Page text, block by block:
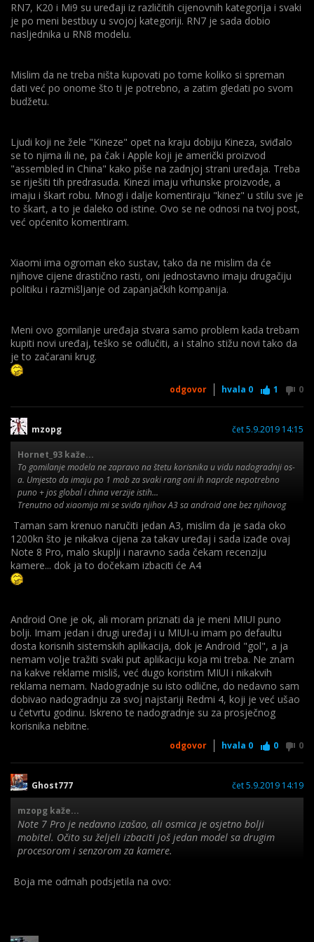
razinu Huaweia i Samsunga, tako da koliko god imao modela
nećeš ih privući.
plus, u praksi se čovijek samo više misli koji od ponuđenih
telefona uzeti :D
RN7, K20 i Mi9 su uređaji iz različitih cijenovnih kategorija i svaki
je po meni bestbuy u svojoj kategoriji. RN7 je sada dobio
nasljednika u RN8 modelu.
Mislim da ne treba ništa kupovati po tome koliko si spreman
dati već po onome što ti je potrebno, a zatim gledati po svom
budžetu.
Ljudi koji ne žele "Kineze" opet na kraju dobiju Kineza, sviđalo
se to njima ili ne, pa čak i Apple koji je američki proizvod
"assembled in China" kako piše na zadnjoj strani uređaja. Treba
se riješiti tih predrasuda. Kinezi imaju vrhunske proizvode, a
imaju i škart robu. Mnogi i dalje komentiraju "kinez" u stilu sve je
to škart, a to je daleko od istine. Ovo se ne odnosi na tvoj post,
već općenito komentiram.
Xiaomi ima ogroman eko sustav, tako da ne mislim da će
njihove cijene drastično rasti, oni jednostavno imaju drugačiju
politiku i razmišljanje od zapanjačkih kompanija.
Meni ovo gomilanje uređaja stvara samo problem kada trebam
kupiti novi uređaj, teško se odlučiti, a i stalno stižu novi tako da
je to začarani krug.
odgovor hvala 0 1 0
mzopg čet 5.9.2019 14:15
Hornet_93 kaže...
To gomilanje modela ne zapravo na štetu korisnika u vidu nadogradnji os-
a. Umjesto da imaju po 1 mob za svaki rang oni ih naprde nepotrebno
puno + jos global i china verzije istih...
Trenutno od xiaomija mi se sviđa njihov A3 sa android one bez njihovog
r i 3 godine security nadogradnji.
Taman sam krenuo naručiti jedan A3, mislim da je sada oko
1200kn što je nikakva cijena za takav uređaj i sada izađe ovaj
Note 8 Pro, malo skuplji i naravno sada čekam recenziju
kamere... dok ja to dočekam izbaciti će A4
Android One je ok, ali moram priznati da je meni MIUI puno
bolji. Imam jedan i drugi uređaj i u MIUI-u imam po defaultu
dosta korisnih sistemskih aplikacija, dok je Android "gol", a ja
nemam volje tražiti svaki put aplikaciju koja mi treba. Ne znam
na kakve reklame misliš, već dugo koristim MIUI i nikakvih
reklama nemam. Nadogradnje su isto odlične, do nedavno sam
dobivao nadogradnju za svoj najstariji Redmi 4, koji je već ušao
u četvrtu godinu. Iskreno te nadogradnje su za prosječnog
korisnika nebitne.
odgovor hvala 0 0 0
Ghost777 čet 5.9.2019 14:19
mzopg kaže...
Note 7 Pro je nedavno izašao, ali osmica je osjetno bolji
mobitel. Očito su željeli izbaciti još jedan model sa drugim
procesorom i senzorom za kamere.
Osmica ima malo veći i bolji/ljepši display, veću bateriju,
Ovaj uređaj je u biti ozbiljna konkurencija Redmi K20 / Xiaomi
Boja me odmah podsjetila na ovo: